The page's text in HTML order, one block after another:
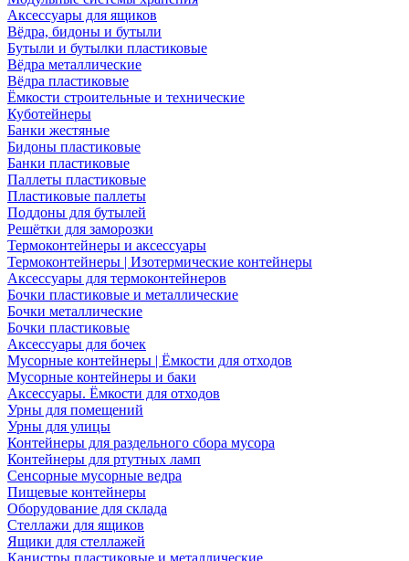
Аксессуары для ящиков
Вёдра, бидоны и бутыли
Бутыли и бутылки пластиковые
Вёдра металлические
Вёдра пластиковые
Ёмкости строительные и технические
Куботейнеры
Банки жестяные
Бидоны пластиковые
Банки пластиковые
Паллеты пластиковые
Пластиковые паллеты
Поддоны для бутылей
Решётки для заморозки
Термоконтейнеры и аксессуары
Термоконтейнеры | Изотермические контейнеры
Аксессуары для термоконтейнеров
Бочки пластиковые и металлические
Бочки металлические
Бочки пластиковые
Аксессуары для бочек
Мусорные контейнеры | Ёмкости для отходов
Мусорные контейнеры и баки
Аксессуары. Ёмкости для отходов
Урны для помещений
Урны для улицы
Контейнеры для раздельного сбора мусора
Контейнеры для ртутных ламп
Сенсорные мусорные ведра
Пищевые контейнеры
Оборудование для склада
Стеллажи для ящиков
Ящики для стеллажей
Канистры пластиковые и металлические